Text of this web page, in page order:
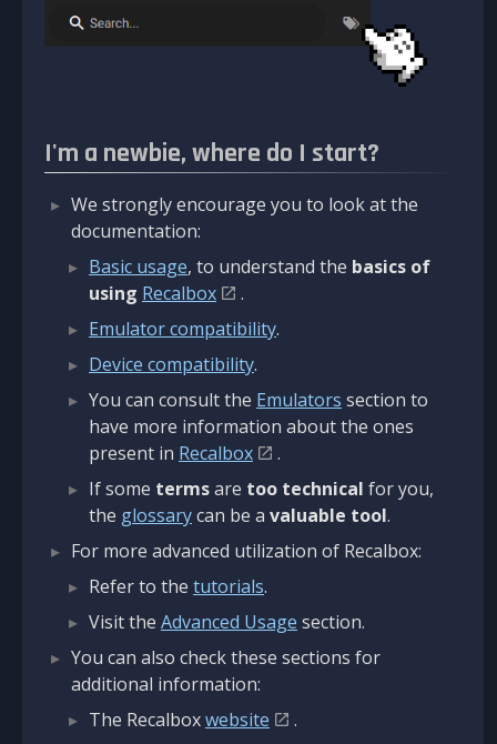
I'm a newbie, where do I start?
We strongly encourage you to look at the
documentation:
Basic usage, to understand the basics of
using Recalbox
.
Emulator compatibility.
Device compatibility.
You can consult the Emulators section to
have more information about the ones
present in Recalbox
.
If some termsare too technical for you,
the glossarycan be a valuable tool.
For more advanced utilization of Recalbox:
Refer to the tutorials.
Visit the Advanced Usage section.
You can also check these sections for
additional information:
The Recalboxwebsite
.